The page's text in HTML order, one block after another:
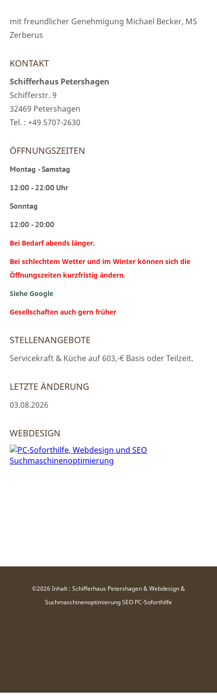
mit freundlicher Genehmigung Michael Becker, MS
Zerberus
KONTAKT
Schifferhaus Petershagen
Schifferstr. 9
32469 Petershagen
Tel. : +49 5707-2630
ÖFFNUNGSZEITEN
Montag - Samstag
12:00 - 22:00 Uhr
Sonntag
12:00 - 20:00
Bei Bedarf abends länger.
Bei schlechtem Wetter und im Winter können sich die
Öffnungszeiten kurzfristig ändern.
Siehe Google
Gesellschaften auch gern früher
STELLENANGEBOTE
Servicekraft & Küche auf 603,-€ Basis oder Teilzeit.
LETZTE ÄNDERUNG
03.08.2026
WEBDESIGN
©2026 Inhalt : Schifferhaus Petershagen & Webdesign &
Suchmaschinenoptimierung SEO PC-Soforthilfe